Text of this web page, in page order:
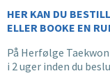
HER KAN DU
ELLER BOOKE EN
På Herfølge
i 2 uger inden du